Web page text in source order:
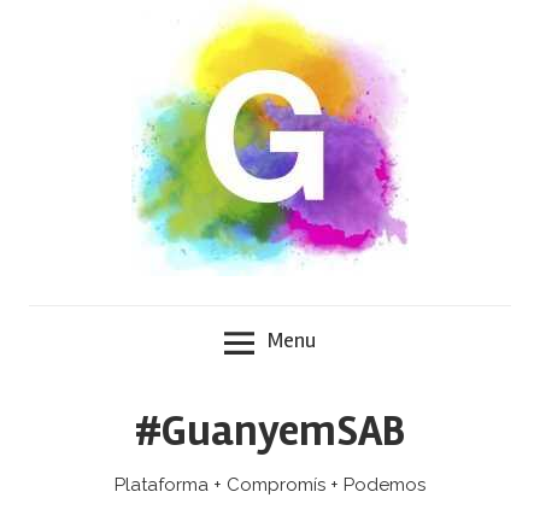
Menu
#GuanyemSAB
Plataforma + Compromís + Podemos